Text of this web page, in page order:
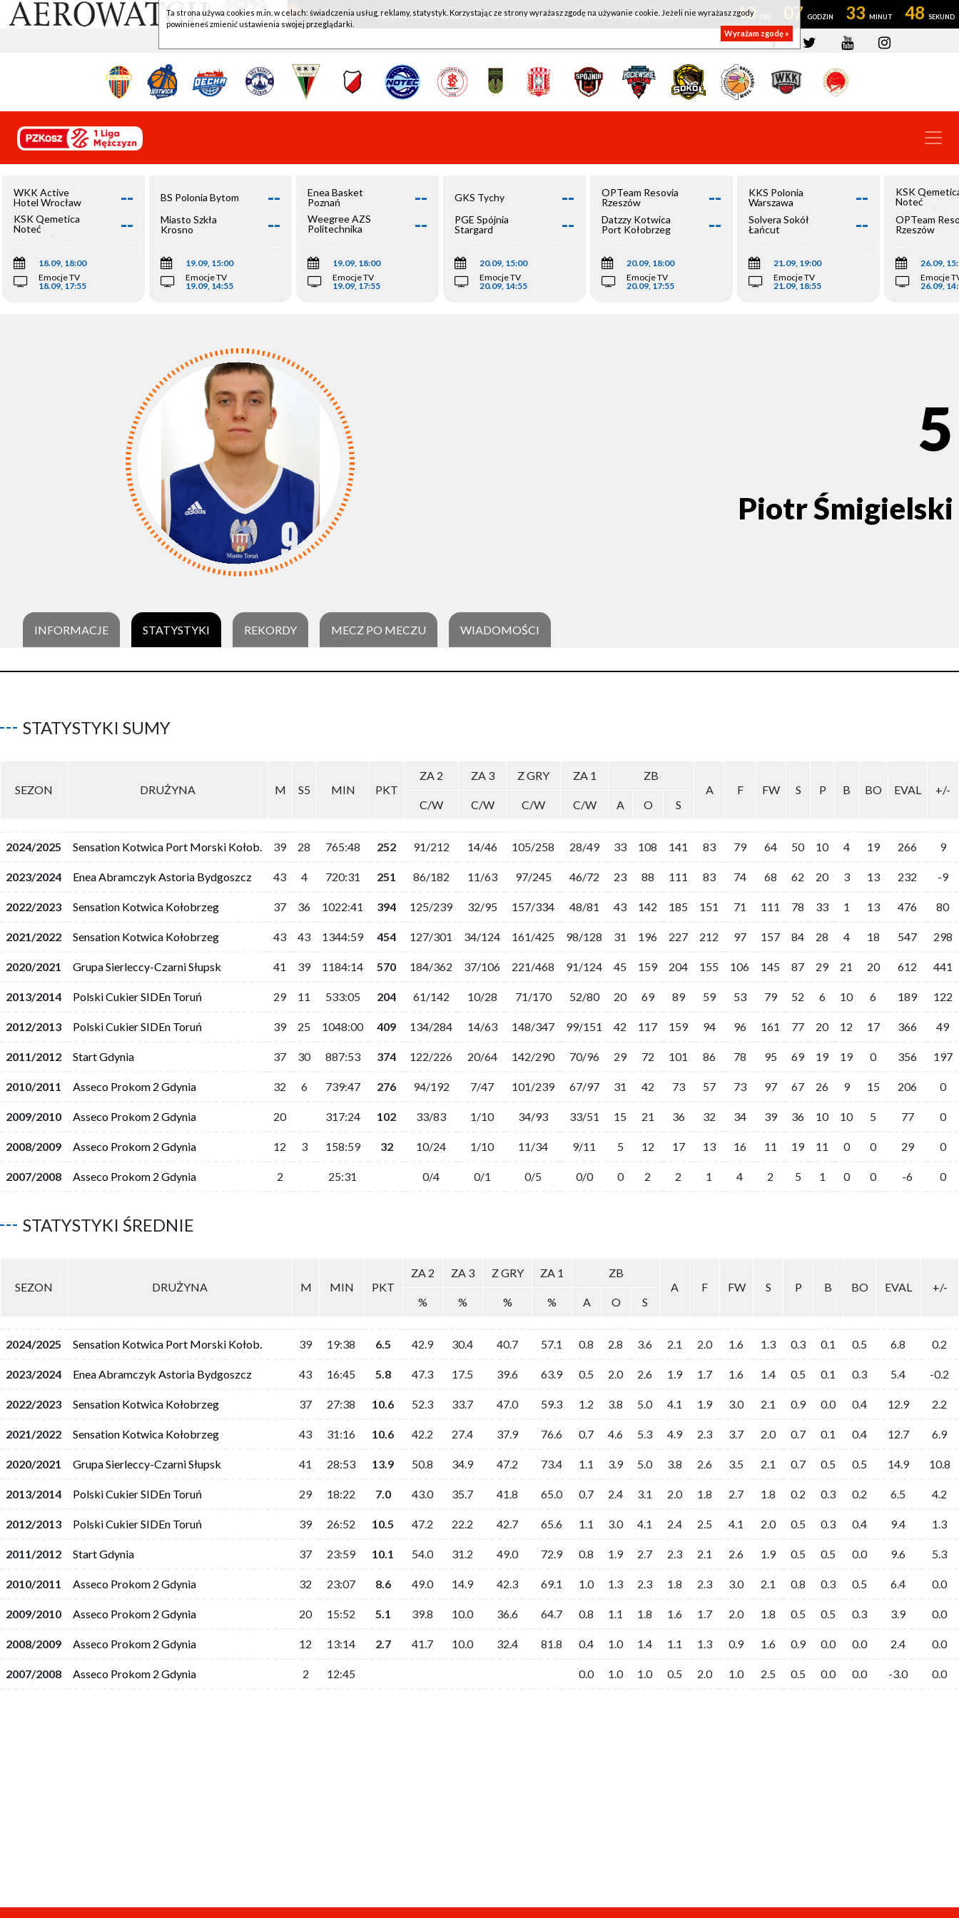
WKK ACTIVE HOTEL WROCŁAW - KSK QEMETICA NOTEĆ INOWROCŁAW 40 07 33 48
WKK Active
Hotel Wrocław
--
KSK Qemetica
Noteć
Inowrocław
--
18.09, 18:00
Emocje TV
18.09, 17:55
BS Polonia Bytom --
Miasto Szkła
Krosno
--
19.09, 15:00
Emocje TV
19.09, 14:55
Enea Basket
Poznań
--
Weegree AZS
Politechnika
--
19.09, 18:00
Emocje TV
19.09, 17:55
GKS Tychy --
PGE Spójnia
Stargard
--
20.09, 15:00
Emocje TV
20.09, 14:55
OPTeam Resovia
Rzeszów
--
Datzzy Kotwica
Port Kołobrzeg
--
20.09, 18:00
Emocje TV
20.09, 17:55
KKS Polonia
Warszawa
--
Solvera Sokół
Łańcut
--
21.09, 19:00
Emocje TV
21.09, 18:55
KSK
Noteć
Inowrocław
OPTeam
Rzeszów
26.09,
Emocje
26.09,
5
Piotr Śmigielski
INFORMACJE STATYSTYKI REKORDY MECZ PO MECZU WIADOMOŚCI
STATYSTYKI SUMY
SEZON DRUŻYNA M S5 MIN PKT
ZA 2 ZA 3 Z GRY ZA 1
ZB
A
F FW S P B BO EVAL
+/-
C/W
C/W C/W C/W A O S
2024/2025 Sensation Kotwica Port Morski Kołob. 39 28 765:48 252 91/212 14/46 105/258 28/49 33 108 141 83 79 64 50 10 4 19 266 9
2023/2024 Enea Abramczyk Astoria Bydgoszcz 43 4 720:31 251 86/182 11/63 97/245 46/72 23 88 111 83 74 68 62 20 3 13 232 -9
2022/2023 Sensation Kotwica Kołobrzeg 37 36 1022:41 394 125/239 32/95 157/334 48/81 43 142 185 151 71 111 78 33 1 13 476 80
2021/2022 Sensation Kotwica Kołobrzeg 43 43 1344:59 454 127/301 34/124 161/425 98/128 31 196 227 212 97 157 84 28 4 18 547 298
2020/2021 Grupa Sierleccy-Czarni Słupsk 41 39 1184:14 570 184/362 37/106 221/468 91/124 45 159 204 155 106 145 87 29 21 20 612 441
2013/2014 Polski Cukier SIDEn Toruń 29 11 533:05 204 61/142 10/28 71/170 52/80 20 69 89 59 53 79 52 6 10 6 189 122
2012/2013 Polski Cukier SIDEn Toruń 39 25 1048:00 409 134/284 14/63 148/347 99/151 42 117 159 94 96 161 77 20 12 17 366 49
2011/2012 Start Gdynia 37 30 887:53 374 122/226 20/64 142/290 70/96 29 72 101 86 78 95 69 19 19 0 356 197
2010/2011 Asseco Prokom 2 Gdynia 32 6 739:47 276 94/192 7/47 101/239 67/97 31 42 73 57 73 97 67 26 9 15 206 0
2009/2010 Asseco Prokom 2 Gdynia 20 317:24 102 33/83 1/10 34/93 33/51 15 21 36 32 34 39 36 10 10 5 77 0
2008/2009 Asseco Prokom 2 Gdynia 12 3 158:59 32 10/24 1/10 11/34 9/11 5 12 17 13 16 11 19 11 0 0 29 0
2007/2008 Asseco Prokom 2 Gdynia 2 25:31 0/4 0/1 0/5 0/0 0 2 2 1 4 2 5 1 0 0 -6 0
STATYSTYKI ŚREDNIE
SEZON DRUŻYNA M MIN PKT
ZA 2 ZA 3 Z GRY ZA 1
ZB
A
F FW S P B BO EVAL
+/-
%
% % % A O S
2024/2025 Sensation Kotwica Port Morski Kołob. 39 19:38 6.5 42.9 30.4 40.7 57.1 0.8 2.8 3.6 2.1 2.0 1.6 1.3 0.3 0.1 0.5 6.8 0.2
2023/2024 Enea Abramczyk Astoria Bydgoszcz 43 16:45 5.8 47.3 17.5 39.6 63.9 0.5 2.0 2.6 1.9 1.7 1.6 1.4 0.5 0.1 0.3 5.4 -0.2
2022/2023 Sensation Kotwica Kołobrzeg 37 27:38 10.6 52.3 33.7 47.0 59.3 1.2 3.8 5.0 4.1 1.9 3.0 2.1 0.9 0.0 0.4 12.9 2.2
2021/2022 Sensation Kotwica Kołobrzeg 43 31:16 10.6 42.2 27.4 37.9 76.6 0.7 4.6 5.3 4.9 2.3 3.7 2.0 0.7 0.1 0.4 12.7 6.9
2020/2021 Grupa Sierleccy-Czarni Słupsk 41 28:53 13.9 50.8 34.9 47.2 73.4 1.1 3.9 5.0 3.8 2.6 3.5 2.1 0.7 0.5 0.5 14.9 10.8
2013/2014 Polski Cukier SIDEn Toruń 29 18:22 7.0 43.0 35.7 41.8 65.0 0.7 2.4 3.1 2.0 1.8 2.7 1.8 0.2 0.3 0.2 6.5 4.2
2012/2013 Polski Cukier SIDEn Toruń 39 26:52 10.5 47.2 22.2 42.7 65.6 1.1 3.0 4.1 2.4 2.5 4.1 2.0 0.5 0.3 0.4 9.4 1.3
2011/2012 Start Gdynia 37 23:59 10.1 54.0 31.2 49.0 72.9 0.8 1.9 2.7 2.3 2.1 2.6 1.9 0.5 0.5 0.0 9.6 5.3
2010/2011 Asseco Prokom 2 Gdynia 32 23:07 8.6 49.0 14.9 42.3 69.1 1.0 1.3 2.3 1.8 2.3 3.0 2.1 0.8 0.3 0.5 6.4 0.0
2009/2010 Asseco Prokom 2 Gdynia 20 15:52 5.1 39.8 10.0 36.6 64.7 0.8 1.1 1.8 1.6 1.7 2.0 1.8 0.5 0.5 0.3 3.9 0.0
2008/2009 Asseco Prokom 2 Gdynia 12 13:14 2.7 41.7 10.0 32.4 81.8 0.4 1.0 1.4 1.1 1.3 0.9 1.6 0.9 0.0 0.0 2.4 0.0
2007/2008 Asseco Prokom 2 Gdynia 2 12:45 0.0 1.0 1.0 0.5 2.0 1.0 2.5 0.5 0.0 0.0 -3.0 0.0
Ta strona używa cookies m.in. w celach: świadczenia usług, reklamy, statystyk. Korzystając ze strony wyrażasz zgodę na używanie cookie. Jeżeli nie wyrażasz zgody
powinieneś zmienić ustawienia swojej przeglądarki.
Wyrażam zgodę »